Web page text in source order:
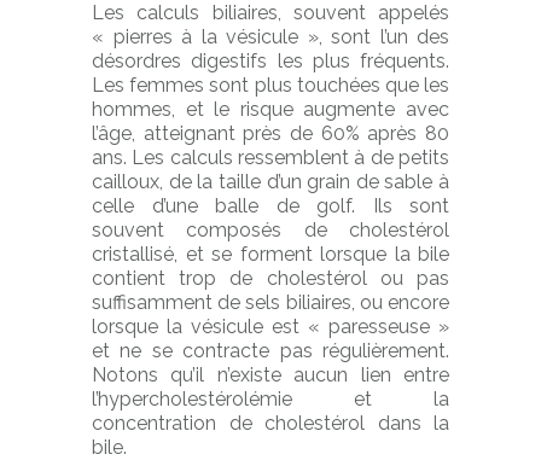
Les calculs biliaires, souvent appelés
« pierres à la vésicule », sont l’un des
désordres digestifs les plus fréquents.
Les femmes sont plus touchées que les
hommes, et le risque augmente avec
l’âge, atteignant près de 60% après 80
ans. Les calculs ressemblent à de petits
cailloux, de la taille d’un grain de sable à
celle d’une balle de golf. Ils sont
souvent composés de cholestérol
cristallisé, et se forment lorsque la bile
contient trop de cholestérol ou pas
suffisamment de sels biliaires, ou encore
lorsque la vésicule est « paresseuse »
et ne se contracte pas régulièrement.
Notons qu’il n’existe aucun lien entre
l’hypercholestérolémie et la
concentration de cholestérol dans la
bile.